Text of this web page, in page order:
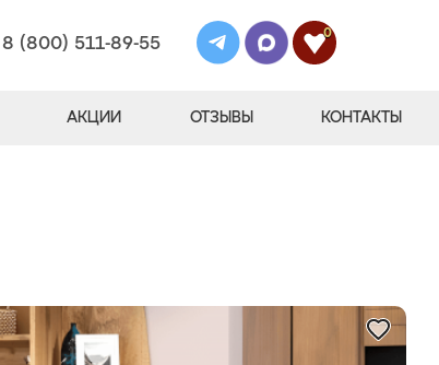
8 (800) 511-89-55
0
АКЦИИ ОТЗЫВЫ КОНТАКТЫ